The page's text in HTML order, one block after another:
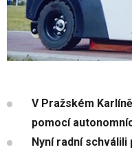
V Pražském
pomocí
Nyní radní